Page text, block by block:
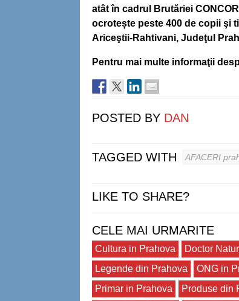
atât în cadrul Brutăriei
ocrotește peste 400 de copii şi
Ariceştii-Rahtivani, Judeţul
Pentru mai multe informaţii
POSTED BY DAN
TAGGED WITH AFACERI
LIKE TO SHARE?
CELE MAI URMARITE
Cultura in Prahova Doctor
Legende din Prahova
ONG in
Primar in Prahova
Produse din